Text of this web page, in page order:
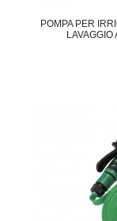
POMPA PER